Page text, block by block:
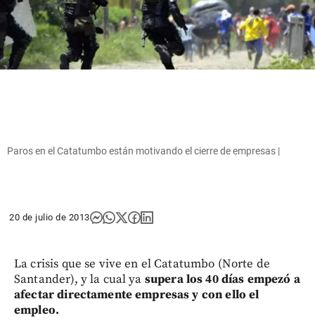
Paros en el Catatumbo están motivando el cierre de empresas |
20 de julio de 2013
La crisis que se vive en el Catatumbo (Norte de
Santander), y la cual ya supera los 40 días empezó a
afectar directamente empresas y con ello el
empleo.